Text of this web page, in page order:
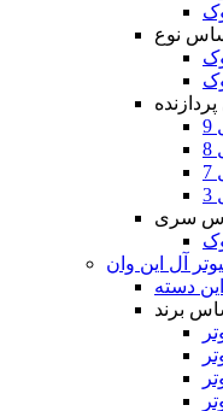
نوع
سری
آل این وان
دسته
برند